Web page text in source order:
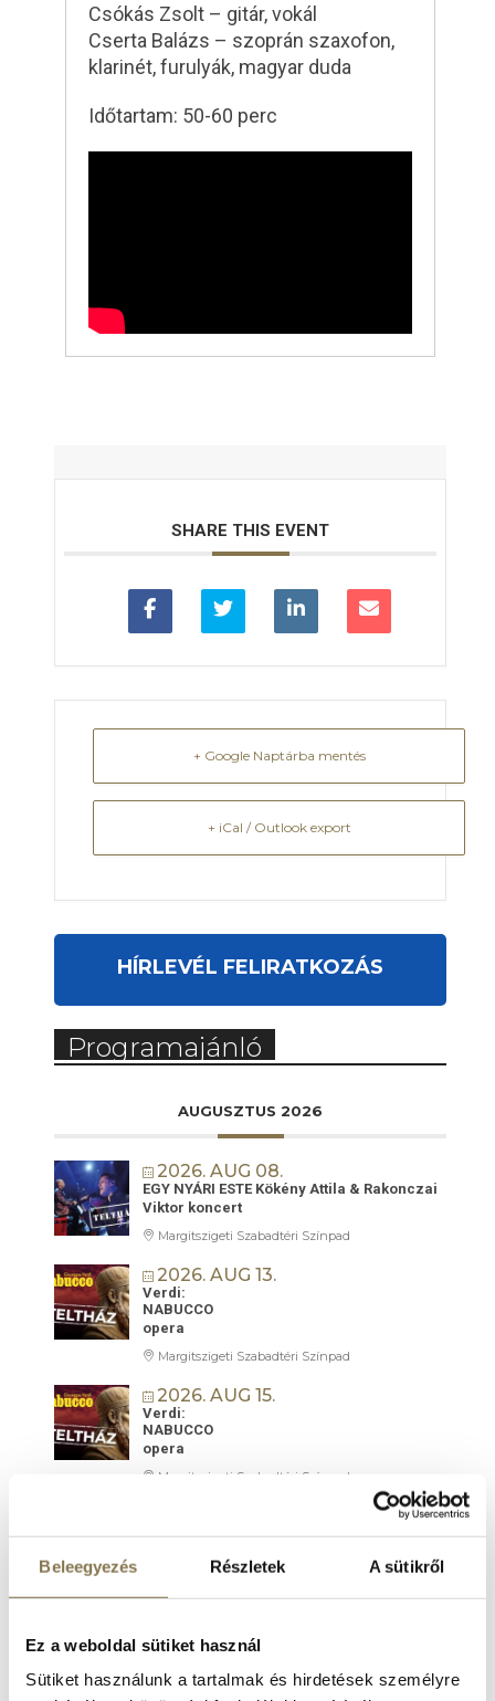
Beleegyezés Részletek A sütikről
Ez a weboldal sütiket használ
Sütiket használunk a tartalmak és hirdetések személyre
Csókás Zsolt – gitár, vokál
Cserta Balázs – szoprán szaxofon,
klarinét, furulyák, magyar duda
Időtartam: 50-60 perc
SHARE THIS EVENT
+ Google Naptárba mentés
+ iCal / Outlook export
HÍRLEVÉL FELIRATKOZÁS
Programajánló
AUGUSZTUS 2026
2026. AUG 08.
EGY NYÁRI ESTE Kökény Attila & Rakonczai
Viktor koncert
Margitszigeti Szabadtéri Színpad
2026. AUG 13.
Verdi:
NABUCCO
opera
Margitszigeti Szabadtéri Színpad
2026. AUG 15.
Verdi:
NABUCCO
opera
Margitszigeti Szabadtéri Színpad
Örökség lángja | Mesterművek a 100 TAGÚ
Hangversenyzenekarával
Margitszigeti Szabadtéri Színpad
2026. AUG 22.
AMADEUS LIVE
filmkoncert